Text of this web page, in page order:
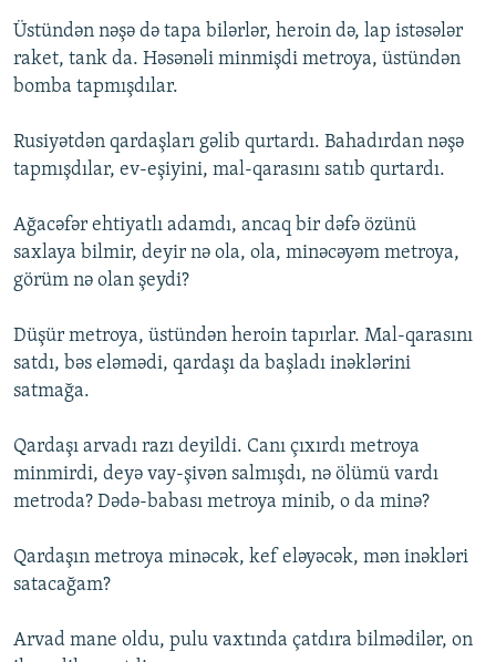
Üstündən nəşə də tapa bilərlər, heroin də, lap istəsələr
raket, tank da. Həsənəli minmişdi metroya, üstündən
bomba tapmışdılar.
Rusiyətdən qardaşları gəlib qurtardı. Bahadırdan nəşə
tapmışdılar, ev-eşiyini, mal-qarasını satıb qurtardı.
Ağacəfər ehtiyatlı adamdı, ancaq bir dəfə özünü
saxlaya bilmir, deyir nə ola, ola, minəcəyəm metroya,
görüm nə olan şeydi?
Düşür metroya, üstündən heroin tapırlar. Mal-qarasını
satdı, bəs eləmədi, qardaşı da başladı inəklərini
satmağa.
Qardaşı arvadı razı deyildi. Canı çıxırdı metroya
minmirdi, deyə vay-şivən salmışdı, nə ölümü vardı
metroda? Dədə-babası metroya minib, o da minə?
Qardaşın metroya minəcək, kef eləyəcək, mən inəkləri
satacağam?
Arvad mane oldu, pulu vaxtında çatdıra bilmədilər, on